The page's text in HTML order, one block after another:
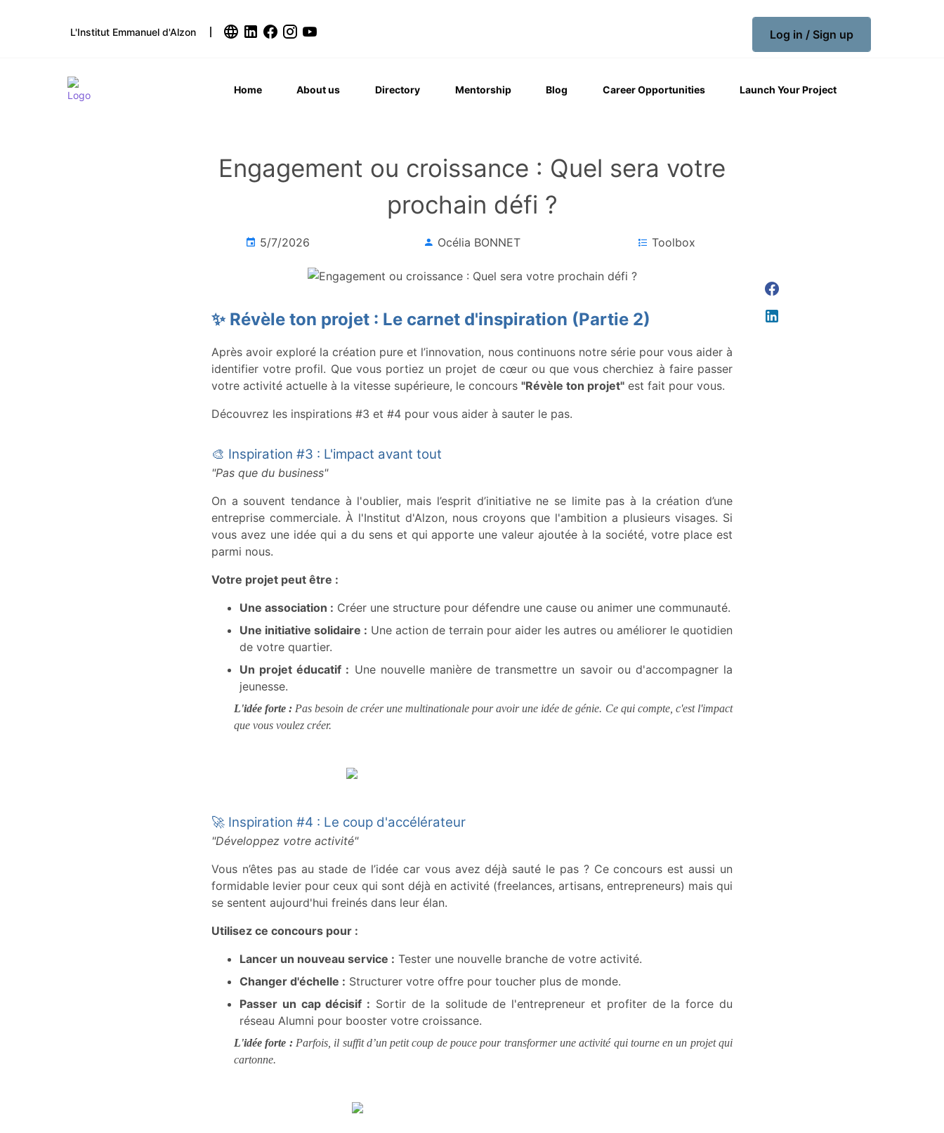
L'Institut Emmanuel d'Alzon Log in / Sign up
Home About us Directory Mentorship Blog Career Opportunities Launch Your Project
Engagement ou croissance : Quel sera votre
prochain défi ?
5/7/2026 Océlia BONNET Toolbox
✨ Révèle ton projet : Le carnet d'inspiration (Partie 2)
Après avoir exploré la création pure et l’innovation, nous continuons notre série pour vous aider à
identifier votre profil. Que vous portiez un projet de cœur ou que vous cherchiez à faire passer
votre activité actuelle à la vitesse supérieure, le concours "Révèle ton projet" est fait pour vous.
Découvrez les inspirations #3 et #4 pour vous aider à sauter le pas.
🎨 Inspiration #3 : L'impact avant tout
"Pas que du business"
On a souvent tendance à l'oublier, mais l’esprit d’initiative ne se limite pas à la création d’une
entreprise commerciale. À l'Institut d'Alzon, nous croyons que l'ambition a plusieurs visages. Si
vous avez une idée qui a du sens et qui apporte une valeur ajoutée à la société, votre place est
parmi nous.
Votre projet peut être :
Une association : Créer une structure pour défendre une cause ou animer une communauté.
Une initiative solidaire : Une action de terrain pour aider les autres ou améliorer le quotidien
de votre quartier.
Un projet éducatif : Une nouvelle manière de transmettre un savoir ou d'accompagner la
jeunesse.
L'idée forte : Pas besoin de créer une multinationale pour avoir une idée de génie. Ce qui compte, c'est l'impact
que vous voulez créer.
🚀 Inspiration #4 : Le coup d'accélérateur
"Développez votre activité"
Vous n’êtes pas au stade de l’idée car vous avez déjà sauté le pas ? Ce concours est aussi un
formidable levier pour ceux qui sont déjà en activité (freelances, artisans, entrepreneurs) mais qui
se sentent aujourd'hui freinés dans leur élan.
Utilisez ce concours pour :
Lancer un nouveau service : Tester une nouvelle branche de votre activité.
Changer d'échelle : Structurer votre offre pour toucher plus de monde.
Passer un cap décisif : Sortir de la solitude de l'entrepreneur et profiter de la force du
réseau Alumni pour booster votre croissance.
L'idée forte :Parfois, il suffit d’un petit coup de pouce pour transformer une activité qui tourne en un projet qui
cartonne.